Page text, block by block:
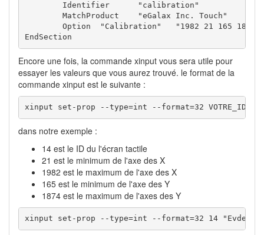
EndSection
Encore une fois, la commande xinput vous sera utile pour
essayer les valeurs que vous aurez trouvé. le format de la
commande xinput est le suivante :
xinput set-prop --type=int --format=32 VOTRE_ID
dans notre exemple :
14 est le ID du l'écran tactile
21 est le minimum de l'axe des X
1982 est le maximum de l'axe des X
165 est le minimum de l'axe des Y
1874 est le maximum de l'axes des Y
xinput set-prop --type=int --format=32 14 "Evdev